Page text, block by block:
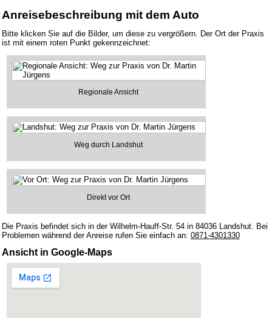
Anreisebeschreibung mit dem Auto
Bitte klicken Sie auf die Bilder, um diese zu vergrößern. Der Ort der Praxis
ist mit einem roten Punkt gekennzeichnet:
Regionale Ansicht
Weg durch Landshut
Direkt vor Ort
Die Praxis befindet sich in der Wilhelm-Hauff-Str. 54 in 84036 Landshut. Bei
Problemen während der Anreise rufen Sie einfach an: 0871-4301330
Ansicht in Google-Maps